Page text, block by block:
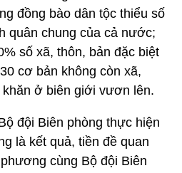
đồng bào dân tộc thiểu số
quân chung của cả nước;
số xã, thôn, bản đặc biệt
cơ bản không còn xã,
ở biên giới vươn lên.
đội Biên phòng thực hiện
là kết quả, tiền đề quan
cùng Bộ đội Biên